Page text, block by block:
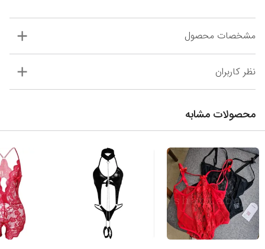
مشخصات محصول
نظر کاربران
محصولات مشابه